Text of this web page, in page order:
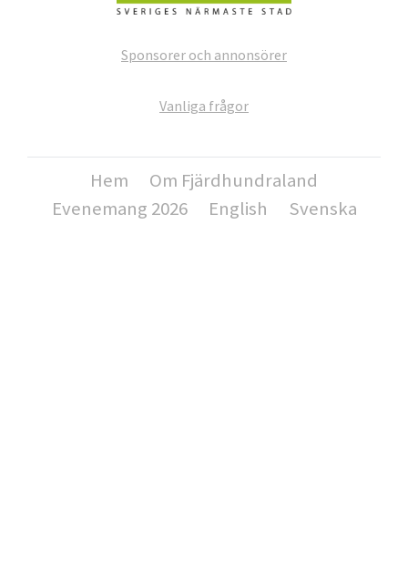
Sponsorer och annonsörer
Vanliga frågor
Hem
Om Fjärdhundraland
Evenemang 2026
English Svenska